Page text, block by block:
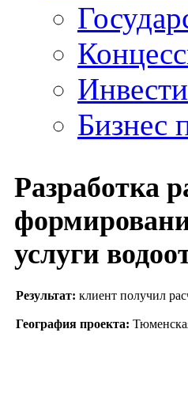
Бизнес
Разработка
услуги
Результат: клиент получил
География проекта: